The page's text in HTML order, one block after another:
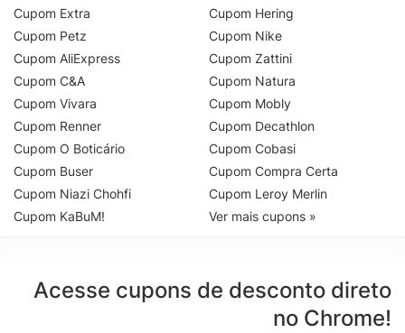
Cupom Extra
Cupom Petz
Cupom AliExpress
Cupom C&A
Cupom Vivara
Cupom Renner
Cupom O Boticário
Cupom Buser
Cupom Niazi Chohfi
Cupom KaBuM!
Cupom Hering
Cupom Nike
Cupom Zattini
Cupom Natura
Cupom Mobly
Cupom Decathlon
Cupom Cobasi
Cupom Compra Certa
Cupom Leroy Merlin
Ver mais cupons »
Acesse cupons de desconto direto
no Chrome!